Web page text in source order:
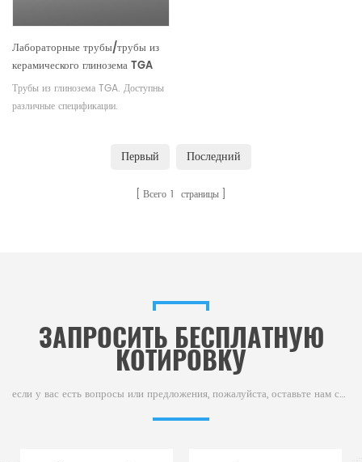
Лабораторные трубы/трубы из
керамического глинозема TGA
Трубы из глинозема TGA. Доступны
различные спецификации.
Первый Последний
Всего 1 страницы
ЗАПРОСИТЬ БЕСПЛАТНУЮ
КОТИРОВКУ
если у вас есть вопросы или предложения, пожалуйста, оставьте нам сообщение,